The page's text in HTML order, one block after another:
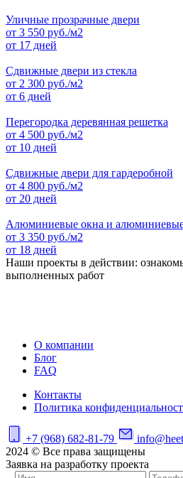
Уличные прозрачные двери
от 3 550 руб./м2
от 17 дней
Сдвижные двери из стекла
от 2 300 руб./м2
от 6 дней
Перегородка деревянная решетка
от 4 500 руб./м2
от 10 дней
Сдвижные двери для гардеробной
от 4 800 руб./м2
от 20 дней
Алюминиевые окна и
от 3 350 руб./м2
от 18 дней
Наши проекты в действии:
выполненных работ
О компании
Блог
FAQ
Контакты
Политика
+7 (968) 682-81-79
2024 © Все права защищены
Заявка на разработку проекта